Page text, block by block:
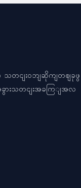
ာ သတငျးဝဘျဆိုကျတဈခုဖွ
အခွားသတငျးအခကြျအလ